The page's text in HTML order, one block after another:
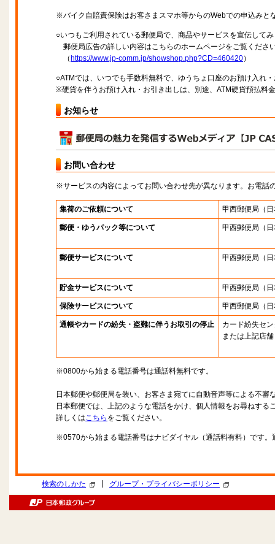
※バイク自賠責保険はお客さまスマホ等からのWebでの申込みと
○いつもご利用されている郵便局で、商品やサービスを宣伝して
郵便局広告の詳しい内容はこちらのホームページをご覧くださ
（ https://www.jp-comm.jp/showshop.php?CD=460420）
○ATMでは、いつでも手数料無料で、ゆうちょ口座のお預け入れ
※硬貨を伴うお預け入れ・お引き出しは、別途、ATM硬貨預払料
お知らせ
お問い合わせ
※サービスの内容によってお問い合わせ先が異なります。お電話
集荷のご依頼について 甲西郵便局 （
郵便・ゆうパック等について 甲西郵便局 （
郵便サービスについて 甲西郵便局 （
貯金サービスについて 甲西郵便局 （
保険サービスについて 甲西郵便局 （
通帳やカードの紛失・盗難に伴うお取引の停止
カード紛失セ
または上記店舗
※0800から始まる電話番号は通話料無料です。
日本郵便や郵便局を装い、お客さま宛てに自動音声等による不審
日本郵便では、上記のような電話をかけ、個人情報をお尋ねする
詳しくはこちら をご覧ください。
※0570から始まる電話番号はナビダイヤル（通話料有料）です
検索のしかた グループ・プライバシーポリシー